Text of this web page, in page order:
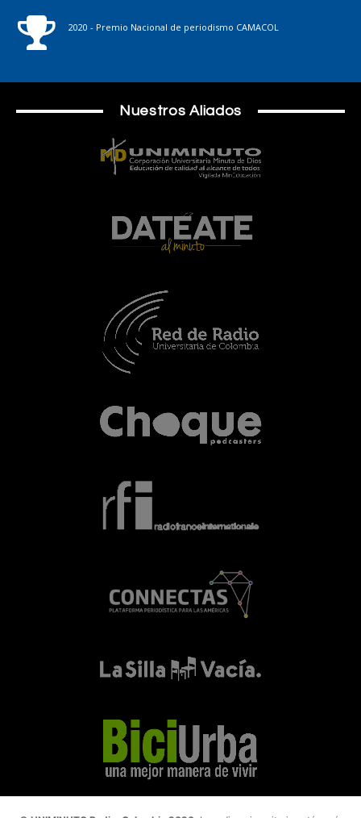
2020 - Premio Nacional de periodismo CAMACOL
Nuestros Aliados